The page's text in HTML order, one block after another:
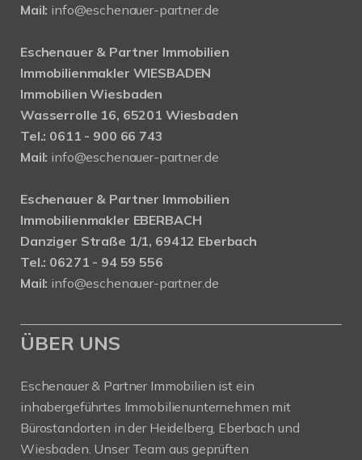
Mail: info@eschenauer-partner.de
Eschenauer & Partner Immobilien
Immobilienmakler WIESBADEN
Immobilien Wiesbaden
Wasserrolle 16, 65201 Wiesbaden
Tel.: 0611 - 900 66 743
Mail: info@eschenauer-partner.de
Eschenauer & Partner Immobilien
Immobilienmakler EBERBACH
Danziger Straße 1/1, 69412 Eberbach
Tel.: 06271 - 94 59 556
Mail: info@eschenauer-partner.de
ÜBER UNS
Eschenauer & Partner Immobilien ist ein
inhabergeführtes Immobilienunternehmen mit
Bürostandorten in der Heidelberg, Eberbach und
Wiesbaden. Unser Team aus geprüften